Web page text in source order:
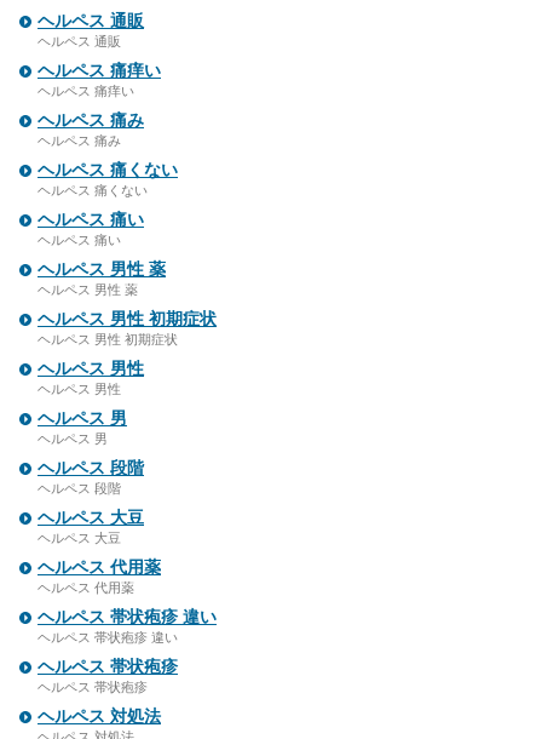
ヘルペス 通販
ヘルペス 通販
ヘルペス 痛痒い
ヘルペス 痛痒い
ヘルペス 痛み
ヘルペス 痛み
ヘルペス 痛くない
ヘルペス 痛くない
ヘルペス 痛い
ヘルペス 痛い
ヘルペス 男性 薬
ヘルペス 男性 薬
ヘルペス 男性 初期症状
ヘルペス 男性 初期症状
ヘルペス 男性
ヘルペス 男性
ヘルペス 男
ヘルペス 男
ヘルペス 段階
ヘルペス 段階
ヘルペス 大豆
ヘルペス 大豆
ヘルペス 代用薬
ヘルペス 代用薬
ヘルペス 帯状疱疹 違い
ヘルペス 帯状疱疹 違い
ヘルペス 帯状疱疹
ヘルペス 帯状疱疹
ヘルペス 対処法